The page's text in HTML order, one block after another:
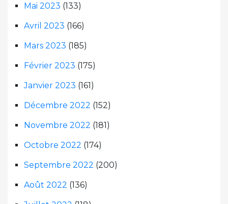
Mai 2023 (133)
Avril 2023 (166)
Mars 2023 (185)
Février 2023 (175)
Janvier 2023 (161)
Décembre 2022 (152)
Novembre 2022 (181)
Octobre 2022 (174)
Septembre 2022 (200)
Août 2022 (136)